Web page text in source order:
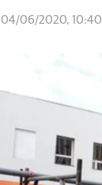
04/06/2020, 10:40